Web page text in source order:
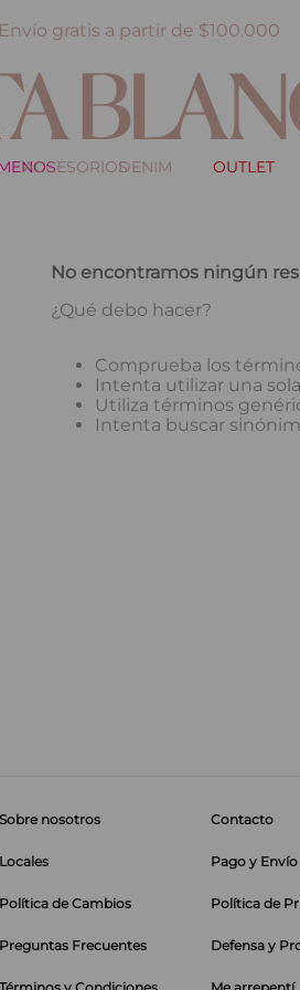
Envío gratis a partir de $100.000
ACCESORIOSDENIM OUTLET
No encontramos ningún
¿Qué debo hacer?
Comprueba los
Intenta utilizar una
Utiliza términos
Intenta buscar
Sobre nosotros Contacto
Locales Pago y Envío
Política de Cambios Política de
Preguntas Frecuentes Defensa y